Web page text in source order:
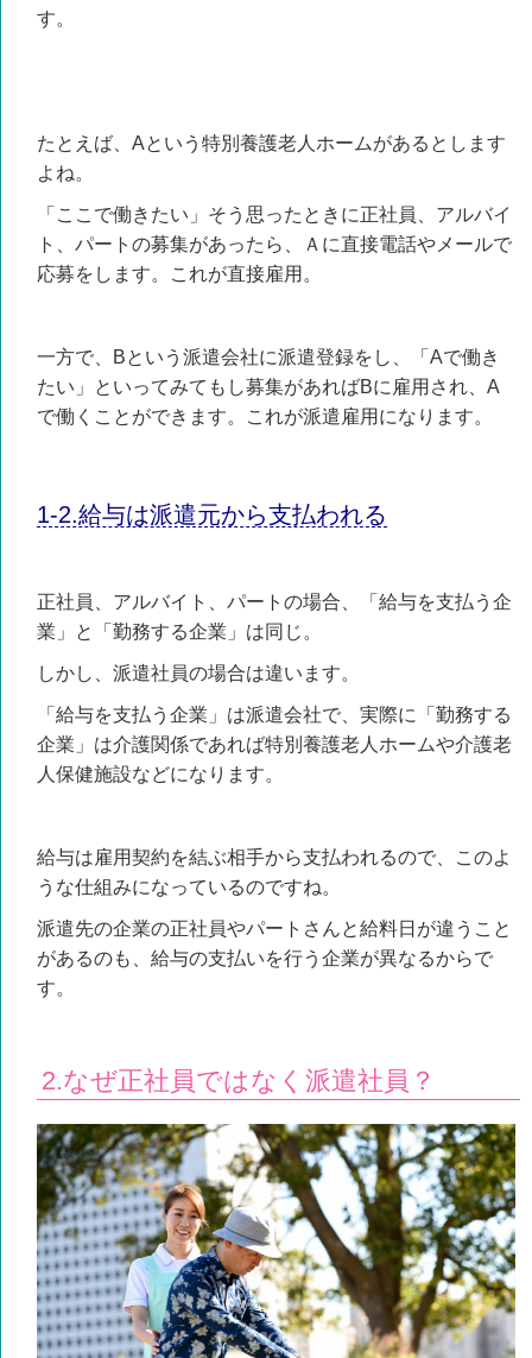
す。
たとえば、Aという特別養護老人ホームがあるとします
よね。
「ここで働きたい」そう思ったときに正社員、アルバイ
ト、パートの募集があったら、Ａに直接電話やメールで
応募をします。これが直接雇用。
一方で、Bという派遣会社に派遣登録をし、「Aで働き
たい」といってみてもし募集があればBに雇用され、A
で働くことができます。これが派遣雇用になります。
1-2.給与は派遣元から支払われる
正社員、アルバイト、パートの場合、「給与を支払う企
業」と「勤務する企業」は同じ。
しかし、派遣社員の場合は違います。
「給与を支払う企業」は派遣会社で、実際に「勤務する
企業」は介護関係であれば特別養護老人ホームや介護老
人保健施設などになります。
給与は雇用契約を結ぶ相手から支払われるので、このよ
うな仕組みになっているのですね。
派遣先の企業の正社員やパートさんと給料日が違うこと
があるのも、給与の支払いを行う企業が異なるからで
す。
2.なぜ正社員ではなく派遣社員？